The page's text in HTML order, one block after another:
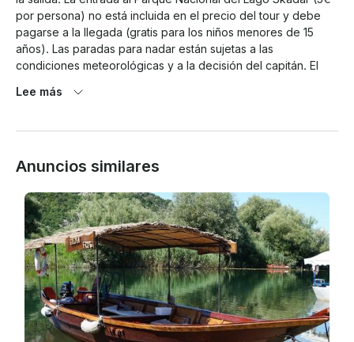
por persona) no está incluida en el precio del tour y debe
pagarse a la llegada (gratis para los niños menores de 15
años). Las paradas para nadar están sujetas a las
condiciones meteorológicas y a la decisión del capitán. El
o de seguridad. Siga las instrucciones del capitán en todo
agradable.
Lee más
Anuncios similares